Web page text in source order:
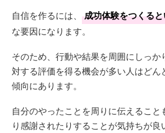
自信を作るには、 成功体験をつくる
な要因になります。
そのため、行動や結果を周囲にしっか
対する評価を得る機会が多い人はどん
傾向にあります。
自分のやったことを周りに伝えること
り感謝されたりすることが気持ちが良